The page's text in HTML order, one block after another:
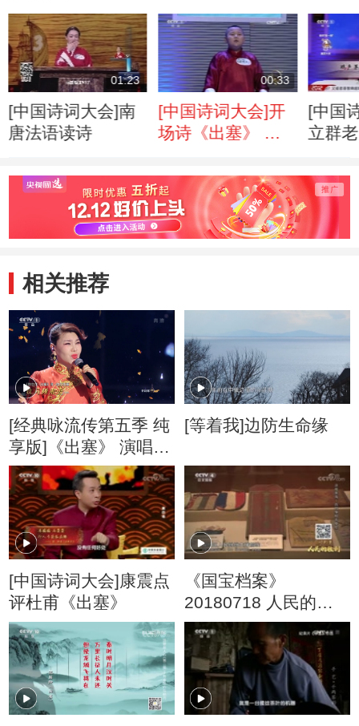
01:23
[中国诗词大会]南
唐法语读诗
00:33
[中国诗词大会]开
场诗《出塞》 朗
[中国
立群
桥霜”
相关推荐
[经典咏流传第五季 纯
享版]《出塞》 演唱：
乌兰图雅
[等着我]边防生命缘
[中国诗词大会]康震点
评杜甫《出塞》
《国宝档案》
20180718 人民的胜
利·决战淮海——百姓
争相去参军